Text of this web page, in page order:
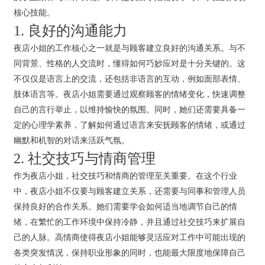
核心技能。
1. 良好的沟通能力
夜店小姐的工作核心之一就是与顾客建立良好的沟通关系。与不
同背景、性格的人交流时，懂得如何巧妙应对是十分关键的。这
不仅仅是语言上的交流，还包括非语言的互动，例如面部表情、
肢体语言等。夜店小姐需要通过观察顾客的情绪变化，快速调整
自己的言行举止，以维持愉快的氛围。同时，她们还需要具备一
定的心理学素养，了解如何通过语言来安抚顾客的情绪，或通过
幽默和机智的对话来活跃气氛。
2. 社交技巧与情商管理
作为夜店小姐，社交技巧和情商的管理至关重要。在这个行业
中，夜店小姐不仅要与顾客建立关系，还需要与同事和管理人员
保持良好的合作关系。她们需要学会如何适当地调节自己的情
绪，在繁忙的工作环境中保持冷静，并且通过社交技巧来扩展自
己的人脉。高情商使得夜店小姐能够灵活应对工作中可能出现的
各类突发情况，保持职业形象的同时，也能最大限度地保障自己